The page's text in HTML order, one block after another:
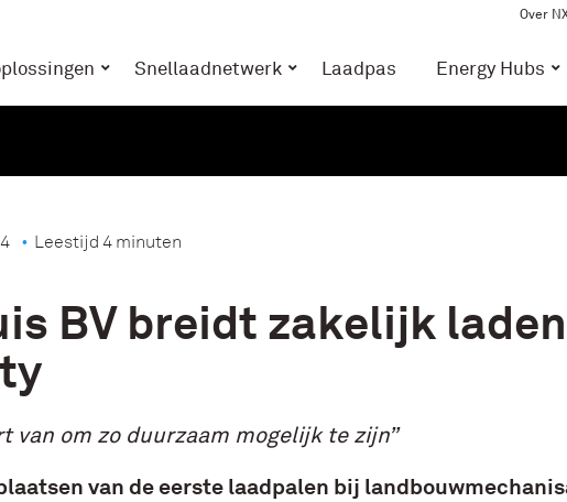
Over
Snellaadnetwerk Laadpas Energy Hubs
Leestijd 4 minuten
BV breidt zakelijk
van om zo duurzaam mogelijk te zijn”
van de eerste laadpalen bij